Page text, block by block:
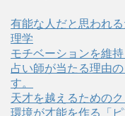
有能な人だと思われ
理学
モチベーションを維
占い師が当たる理由
す。
天才を越えるための
環境が才能を作る「